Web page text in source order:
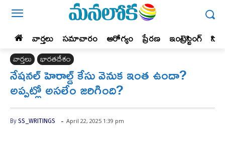
వార్తలు సమాచారం ఆరోగ్యం ప్రేర‌ణ‌ ఇంట్రెస్టింగ్‌
వార్తలు భారతదేశం
నేషనల్ హెరాల్డ్ కేసు వెనుక ఇంత ఉందా?
అప్పట్లో అసలేం జరిగింది?
By SS_WRITINGS - April 22, 2025 1:39 pm